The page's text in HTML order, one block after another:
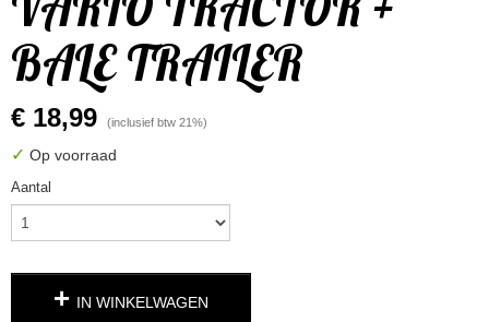
BALE TRAILER
€ 18,99 (inclusief btw 21%)
✓ Op voorraad
Aantal
IN WINKELWAGEN